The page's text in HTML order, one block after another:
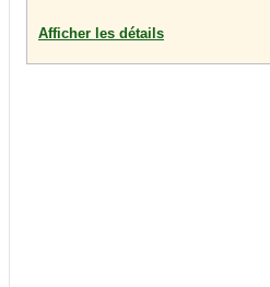
Afficher les détails